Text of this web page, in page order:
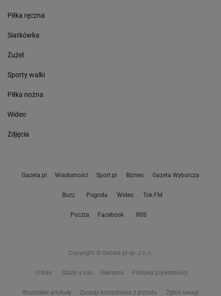
Piłka ręczna
Siatkówka
Żużel
Sporty walki
Piłka nożna
Wideo
Zdjęcia
Gazeta.pl Wiadomości Sport.pl Biznes Gazeta Wyborcza
Buzz Pogoda Wideo Tok.FM
Poczta Facebook RSS
Copyright © Gazeta.pl sp. z o.o.
O Nas Staże u nas Reklama Polityka prywatności
Wszystkie artykuły Zasady korzystania z portalu Zgłoś uwagi